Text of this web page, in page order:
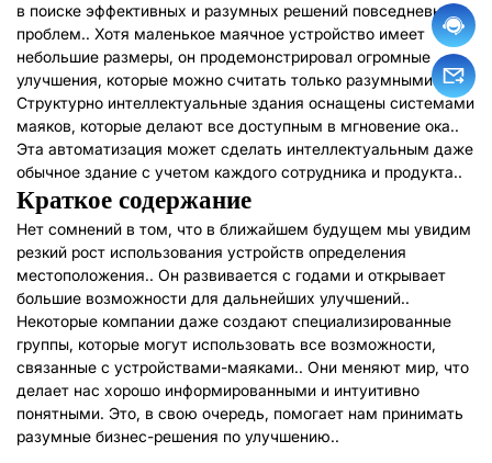
в поиске эффективных и разумных решений повседневных
проблем.. Хотя маленькое маячное устройство имеет
небольшие размеры, он продемонстрировал огромные
улучшения, которые можно считать только разумными.
Структурно интеллектуальные здания оснащены системами
маяков, которые делают все доступным в мгновение ока..
Эта автоматизация может сделать интеллектуальным даже
обычное здание с учетом каждого сотрудника и продукта..
Краткое содержание
Нет сомнений в том, что в ближайшем будущем мы увидим
резкий рост использования устройств определения
местоположения.. Он развивается с годами и открывает
большие возможности для дальнейших улучшений..
Некоторые компании даже создают специализированные
группы, которые могут использовать все возможности,
связанные с устройствами-маяками.. Они меняют мир, что
делает нас хорошо информированными и интуитивно
понятными. Это, в свою очередь, помогает нам принимать
разумные бизнес-решения по улучшению..